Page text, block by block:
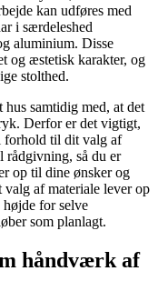
kan udføres med
i særdeleshed
aluminium. Disse
og æstetisk karakter, og
stolthed.
hus samtidig med, at det
Derfor er det vigtigt,
forhold til dit valg af
rådgivning, så du er
op til dine ønsker og
af materiale lever op
for selve
som planlagt.
håndværk af